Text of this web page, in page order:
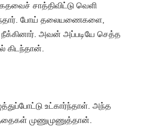
கதவைச் சாத்திவிட்டு வெளி
போய் தலையணைகளை
நீக்கினார் அவன் அப்படியே செத்த
கிடந்தான்
உட்கார்ந்தாள் அந்த
முணுமுணுத்தான்